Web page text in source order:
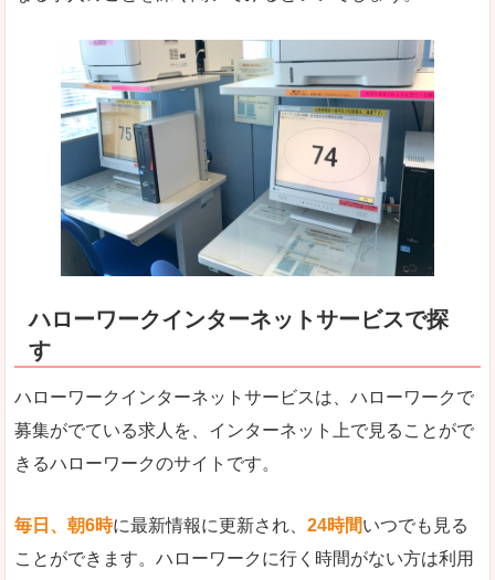
ハローワークインターネットサービスで探
す
ハローワークインターネットサービスは、ハローワークで
募集がでている求人を、インターネット上で見ることがで
きるハローワークのサイトです。
毎日、朝6時に最新情報に更新され、 24時間いつでも見る
ことができます。ハローワークに行く時間がない方は利用